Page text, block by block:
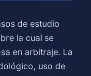
de estudio
la cual se
en arbitraje. La
uso de